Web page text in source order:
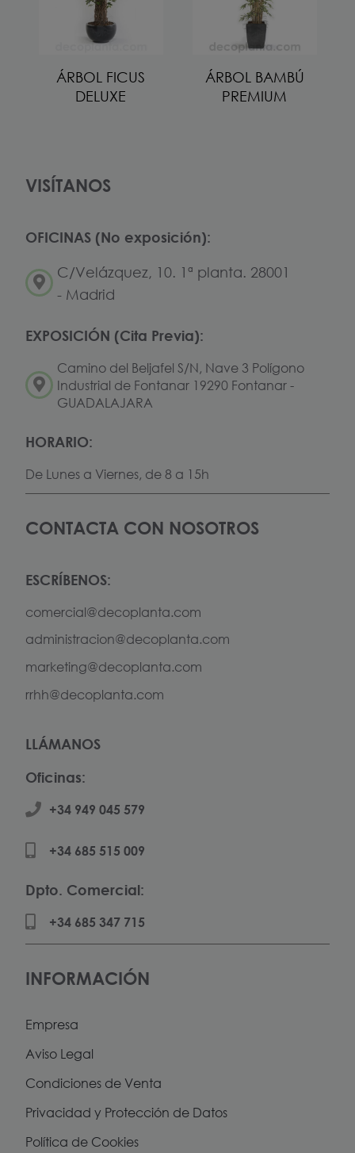
ÁRBOL FICUS
DELUXE
ÁRBOL BAMBÚ
PREMIUM
VISÍTANOS
OFICINAS (No exposición):
C/Velázquez, 10. 1ª planta. 28001
- Madrid
EXPOSICIÓN (Cita Previa):
Camino del Beljafel S/N, Nave 3 Polígono
Industrial de Fontanar 19290 Fontanar -
GUADALAJARA
HORARIO:
De Lunes a Viernes, de 8 a 15h
CONTACTA CON NOSOTROS
ESCRÍBENOS:
comercial@decoplanta.com
administracion@decoplanta.com
marketing@decoplanta.com
rrhh@decoplanta.com
LLÁMANOS
Oficinas:
+34 949 045 579
+34 685 515 009
Dpto. Comercial:
+34 685 347 715
INFORMACIÓN
Empresa
Aviso Legal
Condiciones de Venta
Privacidad y Protección de Datos
Política de Cookies